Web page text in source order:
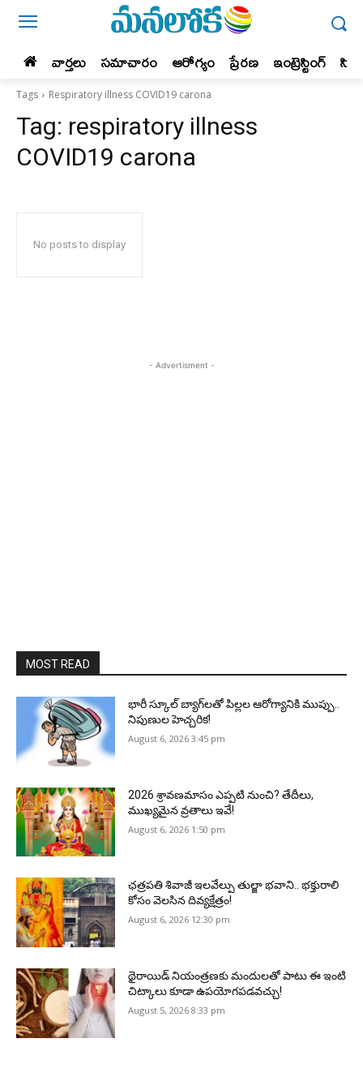
వార్తలు సమాచారం ఆరోగ్యం ప్రేర‌ణ‌ ఇంట్రెస్టింగ్‌
Tags Respiratory illness COVID19 carona
Tag: respiratory illness
COVID19 carona
No posts to display
- Advertisment -
MOST READ
భారీ స్కూల్ బ్యాగ్‌లతో పిల్లల ఆరోగ్యానికి ముప్పు..
నిపుణుల హెచ్చరిక!
August 6, 2026 3:45 pm
2026 శ్రావణమాసం ఎప్పటి నుంచి? తేదీలు,
ముఖ్యమైన వ్రతాలు ఇవే!
August 6, 2026 1:50 pm
ఛత్రపతి శివాజీ ఇలవేల్పు తుల్జా భవాని.. భక్తురాలి
కోసం వెలసిన దివ్యక్షేత్రం!
August 6, 2026 12:30 pm
థైరాయిడ్ నియంత్రణకు మందులతో పాటు ఈ ఇంటి
చిట్కాలు కూడా ఉపయోగపడవచ్చు!
August 5, 2026 8:33 pm